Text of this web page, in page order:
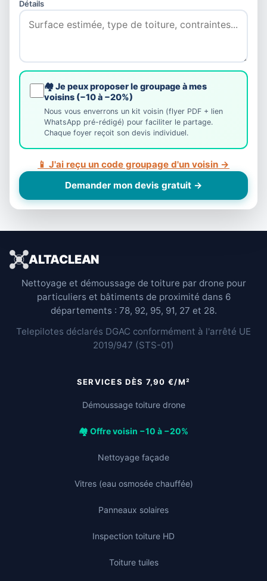
Détails
🏘️ Je peux proposer le groupage à mes
voisins (−10 à −20%)
Nous vous enverrons un kit voisin (flyer PDF + lien
WhatsApp pré-rédigé) pour faciliter le partage.
Chaque foyer reçoit son devis individuel.
📱 J'ai reçu un code groupage d'un voisin →
Demander mon devis gratuit →
ALTACLEAN
Nettoyage et démoussage de toiture par drone pour
particuliers et bâtiments de proximité dans 6
départements : 78, 92, 95, 91, 27 et 28.
Telepilotes déclarés DGAC conformément à l'arrêté UE
2019/947 (STS-01)
SERVICES DÈS 7,90 €/M²
Démoussage toiture drone
🏘️ Offre voisin −10 à −20%
Nettoyage façade
Vitres (eau osmosée chauffée)
Panneaux solaires
Inspection toiture HD
Toiture tuiles